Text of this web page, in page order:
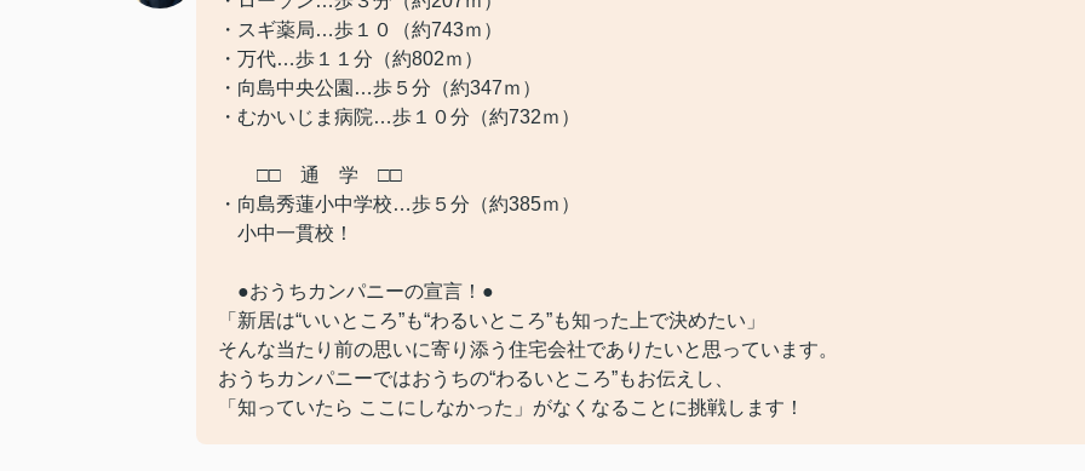
・スギ薬局…歩１０（約743ｍ）
・万代…歩１１分（約802ｍ）
・向島中央公園…歩５分（約347ｍ）
・むかいじま病院…歩１０分（約732ｍ）
□□ 通 学 □□
・向島秀蓮小中学校…歩５分（約385ｍ）
小中一貫校！
●おうちカンパニーの宣言！●
「新居は“いいところ”も“わるいところ”も知った上で決めたい」
そんな当たり前の思いに寄り添う住宅会社でありたいと思っています。
おうちカンパニーではおうちの“わるいところ”もお伝えし、
「知っていたら ここにしなかった」がなくなることに挑戦します！